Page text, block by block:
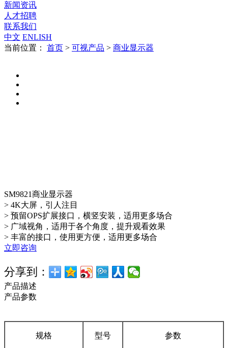
新闻资讯
人才招聘
联系我们
中文 ENLISH
当前位置： 首页 > 可视产品 > 商业显示器
SM9821商业显示器
> 4K大屏，引人注目
> 预留OPS扩展接口，横竖安装，适用更多场合
> 广域视角，适用于各个角度，提升观看效果
> 丰富的接口，使用更方便，适用更多场合
立即咨询
分享到：
产品描述
产品参数
规格 型号 参数